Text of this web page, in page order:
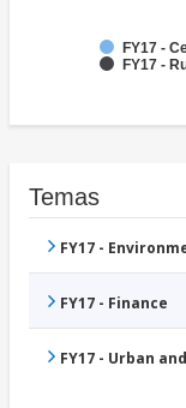
FY17 -
FY17 -
Temas
FY17 -
FY17 - Finance
FY17 - Urban